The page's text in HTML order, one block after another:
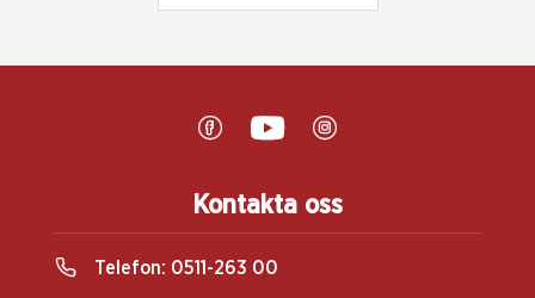
Kontakta oss
Telefon: 0511-263 00